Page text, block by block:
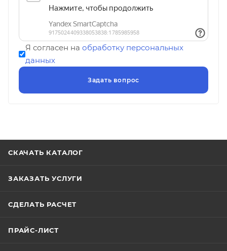
Я согласен на обработку персональных
данных
СКАЧАТЬ КАТАЛОГ
ЗАКАЗАТЬ УСЛУГИ
СДЕЛАТЬ РАСЧЕТ
ПРАЙС-ЛИСТ